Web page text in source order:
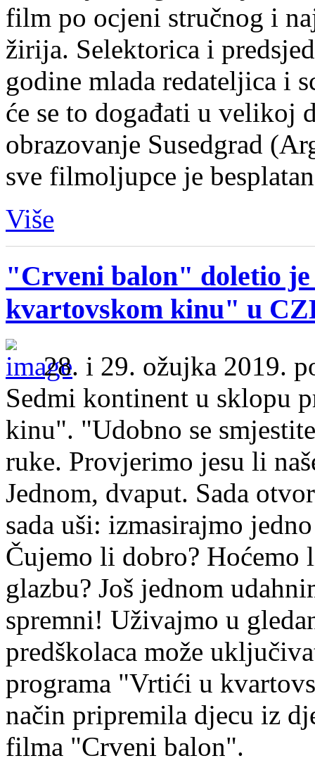
film po ocjeni stručnog i
žirija. Selektorica i
godine mlada redateljica i
će se to događati u velikoj
obrazovanje Susedgrad
sve filmoljupce je
Više
"Crveni balon" doletio
kvartovskom kinu" u
28. i 29. ožujka 2019.
Sedmi kontinent u sklopu
kinu". "Udobno se
ruke. Provjerimo jesu li
Jednom, dvaput. Sada
sada uši: izmasirajmo
Čujemo li dobro?
glazbu? Još jednom
spremni! Uživajmo u
predškolaca može
programa "Vrtići u
način pripremila djecu iz
filma "Crveni balon".